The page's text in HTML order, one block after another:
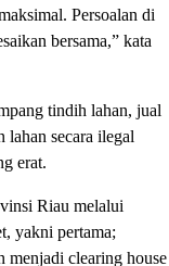
Persoalan di
bersama,” kata
tindih lahan, jual
lahan secara ilegal
erat.
Riau melalui
yakni pertama;
menjadi clearing house